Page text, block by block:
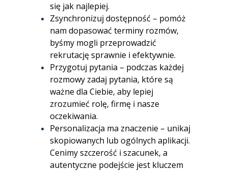
się jak najlepiej.
Zsynchronizuj dostępność – pomóż
nam dopasować terminy rozmów,
byśmy mogli przeprowadzić
rekrutację sprawnie i efektywnie.
Przygotuj pytania – podczas każdej
rozmowy zadaj pytania, które są
ważne dla Ciebie, aby lepiej
zrozumieć rolę, firmę i nasze
oczekiwania.
Personalizacja ma znaczenie – unikaj
skopiowanych lub ogólnych aplikacji.
Cenimy szczerość i szacunek, a
autentyczne podejście jest kluczem